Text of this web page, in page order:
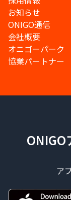
お知らせ
ONIGO通信
会社概要
オニゴーパーク
協業パートナー
ア